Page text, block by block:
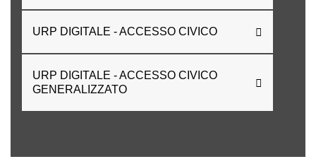
URP DIGITALE - ACCESSO CIVICO
URP DIGITALE - ACCESSO CIVICO
GENERALIZZATO